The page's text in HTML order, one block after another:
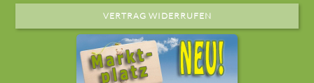
VERTRAG WIDERRUFEN